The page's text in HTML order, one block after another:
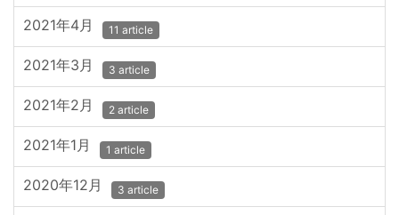
2021年4月 11 article
2021年3月 3 article
2021年2月 2 article
2021年1月 1 article
2020年12月 3 article